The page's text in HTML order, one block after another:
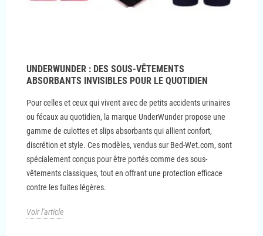
UNDERWUNDER : DES SOUS-VÊTEMENTS
ABSORBANTS INVISIBLES POUR LE QUOTIDIEN
Pour celles et ceux qui vivent avec de petits accidents urinaires
ou fécaux au quotidien, la marque UnderWunder propose une
gamme de culottes et slips absorbants qui allient confort,
discrétion et style. Ces modèles, vendus sur Bed-Wet.com, sont
spécialement conçus pour être portés comme des sous-
vêtements classiques, tout en offrant une protection efficace
contre les fuites légères.
Voir l'article